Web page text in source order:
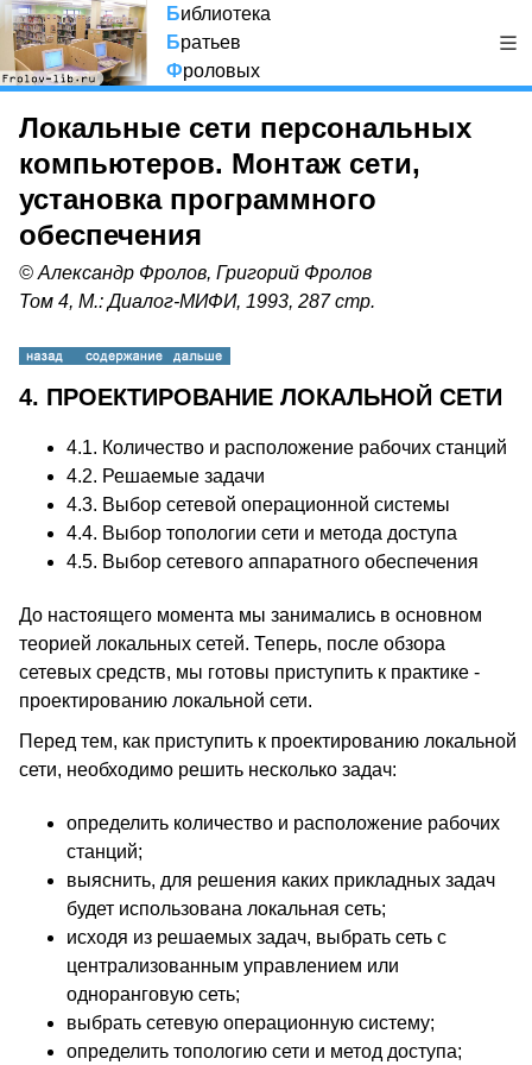
Библиотека
Братьев
Фроловых
Локальные сети персональных
компьютеров. Монтаж сети,
установка программного
обеспечения
© Александр Фролов, Григорий Фролов
Том 4, М.: Диалог-МИФИ, 1993, 287 стр.
4. ПРОЕКТИРОВАНИЕ ЛОКАЛЬНОЙ СЕТИ
4.1. Количество и расположение рабочих станций
4.2. Решаемые задачи
4.3. Выбор сетевой операционной системы
4.4. Выбор топологии сети и метода доступа
4.5. Выбор сетевого аппаратного обеспечения
До настоящего момента мы занимались в основном
теорией локальных сетей. Теперь, после обзора
сетевых средств, мы готовы приступить к практике -
проектированию локальной сети.
Перед тем, как приступить к проектированию локальной
сети, необходимо решить несколько задач:
определить количество и расположение рабочих
станций;
выяснить, для решения каких прикладных задач
будет использована локальная сеть;
исходя из решаемых задач, выбрать сеть с
централизованным управлением или
одноранговую сеть;
выбрать сетевую операционную систему;
определить топологию сети и метод доступа;